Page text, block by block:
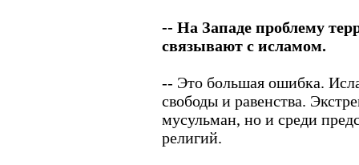
-- На Западе проблему
связывают с исламом.
-- Это большая ошибка.
свободы и равенства.
мусульман, но и среди
религий.